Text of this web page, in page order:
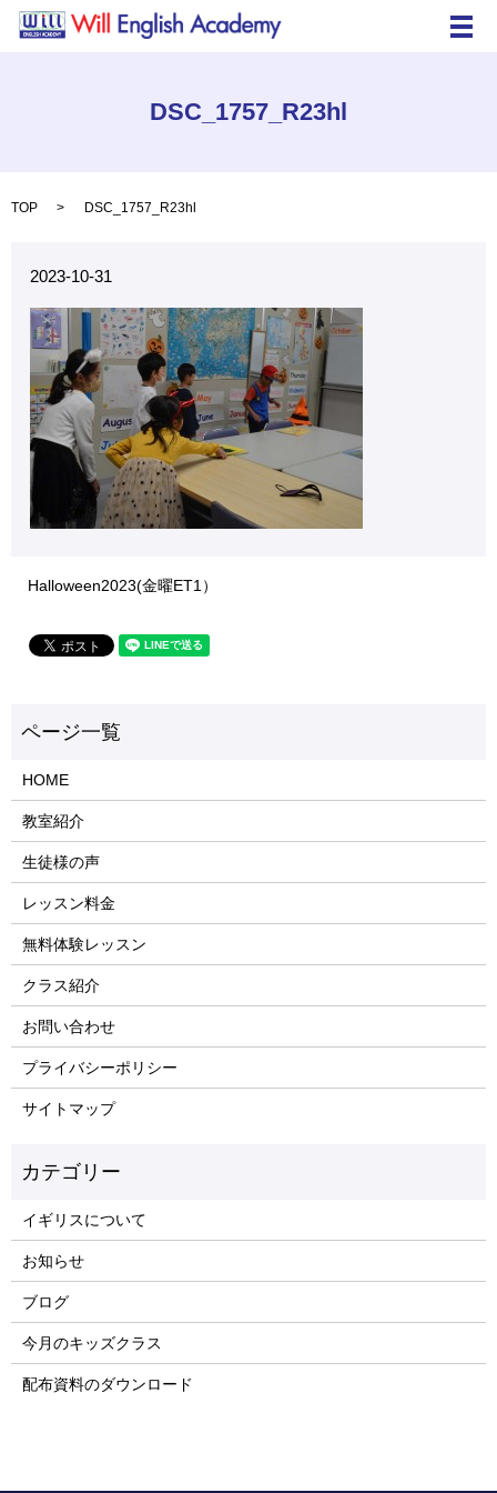
メ
DSC_1757_R23hl
TOP DSC_1757_R23hl
2023-10-31
Halloween2023(金曜ET1）
HOME
教室紹介
生徒様の声
レッスン料金
無料体験レッスン
クラス紹介
お問い合わせ
プライバシーポリシー
サイトマップ
イギリスについて
お知らせ
ブログ
今月のキッズクラス
配布資料のダウンロード